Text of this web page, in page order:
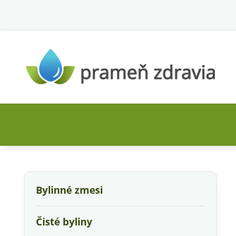
Bylinné zmesi
Čisté byliny